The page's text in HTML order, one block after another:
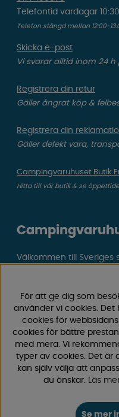
Telefontid vardagar
Telefon stängd mellan 12:00-
Skicka e-post
Vi svarar alltid inom 24 h
Registrera din retur
Gäller ångrat köp &
Registrera din
Gäller defekt vara,
Campingvaruhuset Butik
Hitta till vår butik & se
Välkommen till Sveriges
camping och fritid.
Hos oss hittar du allt
som gör din
Vi erbjuder hög kvalitet
både online och i vår
Följ oss på Facebook
För att ge dig som
använder vi cookies.
cookies för
cookies för bättre
med mera. Vi
typer av cookies. Det är
kan själv välja att
du önskar. Läs
Se mer